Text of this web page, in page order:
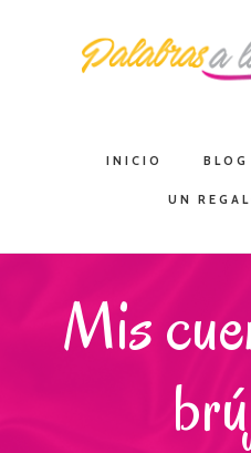
contenido
INICIO BLOG
UN
Mis